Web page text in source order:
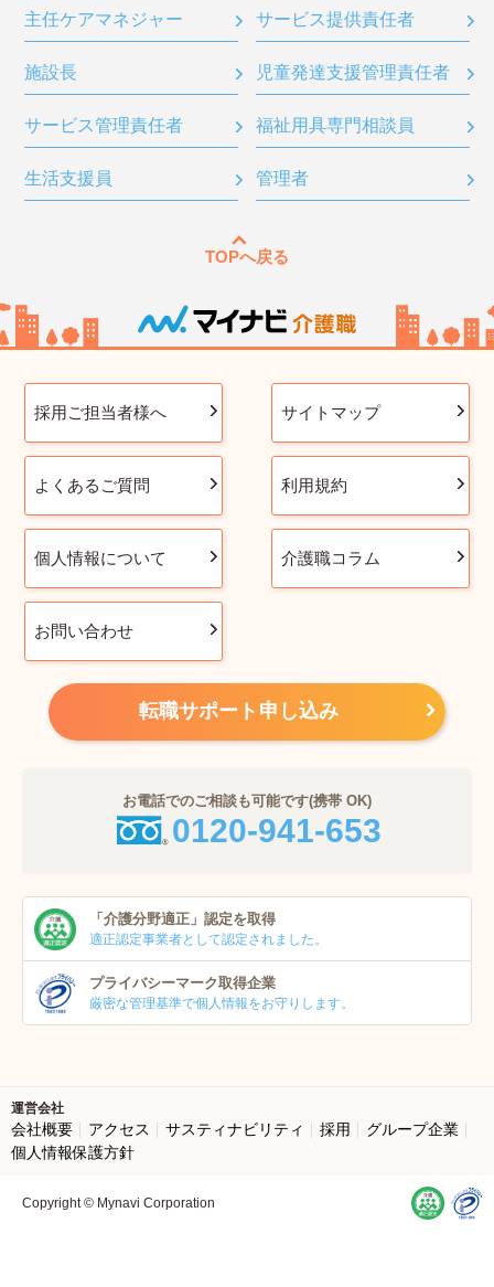
主任ケアマネジャー サービス提供責任者
施設長 児童発達支援管理責任者
サービス管理責任者 福祉用具専門相談員
生活支援員 管理者
TOPへ戻る
採用ご担当者様へ サイトマップ
よくあるご質問 利用規約
個人情報について 介護職コラム
お問い合わせ
転職サポート申し込み
お電話でのご相談も可能です(携帯 OK)
0120-941-653
「介護分野適正」 認定を取得
適正認定事業者として認定されました。
プライバシーマーク取得企業
厳密な管理基準で個人情報をお守りします。
運営会社
会社概要 アクセス サスティナビリティ 採用
グループ企業
個人情報保護方針
Copyright © Mynavi Corporation